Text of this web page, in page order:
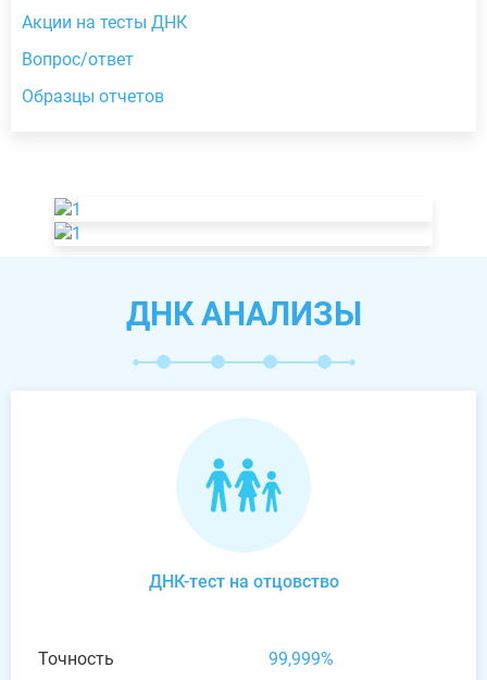
Акции на тесты ДНК
Вопрос/ответ
Образцы отчетов
ДНК АНАЛИЗЫ
ДНК-тест на отцовство
Точность
99,999%